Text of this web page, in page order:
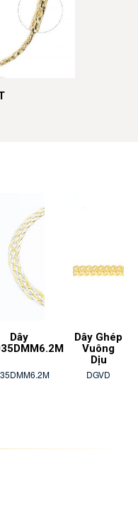
Dây
Dây Ghép
Vuông
Dịu
DGVD